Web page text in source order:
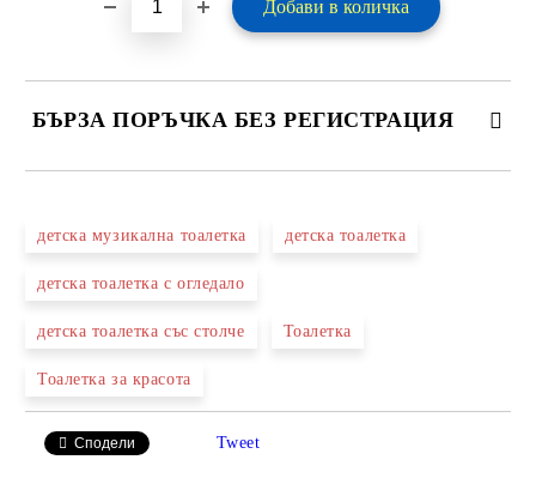
БЪРЗА ПОРЪЧКА БЕЗ РЕГИСТРАЦИЯ
детска музикална тоалетка детска тоалетка
детска тоалетка с огледало
детска тоалетка със столче Тоалетка
Тоалетка за красота
Сподели Tweet